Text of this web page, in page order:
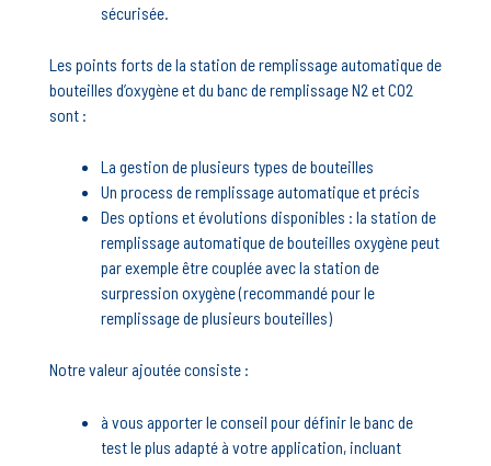
sécurisée.
Les points forts de la station de remplissage automatique de
bouteilles d’oxygène et du banc de remplissage N2 et CO2
sont :
La gestion de plusieurs types de bouteilles
Un process de remplissage automatique et précis
Des options et évolutions disponibles : la station de
remplissage automatique de bouteilles oxygène peut
par exemple être couplée avec la station de
surpression oxygène (recommandé pour le
remplissage de plusieurs bouteilles)
Notre valeur ajoutée consiste :
à vous apporter le conseil pour définir le banc de
test le plus adapté à votre application, incluant